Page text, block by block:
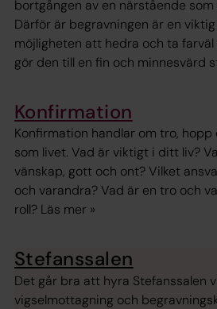
bortgången av en närstående som
Därför är begravningen är en
möjligheten att hedra och ta
gör den till en fin och minnesvärd
Konfirmation
Konfirmation handlar om tro, hopp
som livet. Vad är viktigt i ditt liv?
vänskap, gott och ont? Vilket
och varandra? Vad är en tro och
roll? Läs mer »
Stefanssalen
Det går bra att hyra Stefanssalen
vigselmottagning och